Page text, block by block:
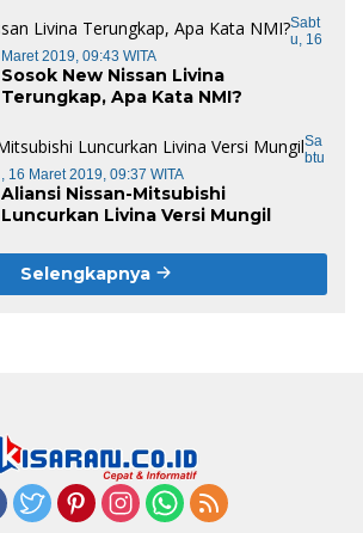
Sabt
U, 16
Maret 2019, 09:43 WITA
Sosok New Nissan Livina
Terungkap, Apa Kata NMI?
Sa
Btu
, 16 Maret 2019, 09:37 WITA
Aliansi Nissan-Mitsubishi
Luncurkan Livina Versi Mungil
Selengkapnya